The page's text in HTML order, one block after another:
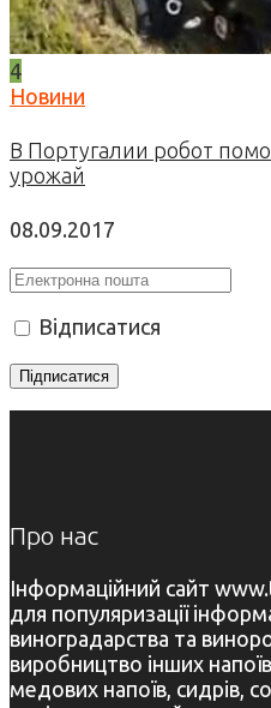
4
Новини
В Португалии робот
урожай
08.09.2017
Відписатися
Про нас
Інформаційний сайт
для популяризації
виноградарства та
виробництво інших
медових напоїв, сидрів,